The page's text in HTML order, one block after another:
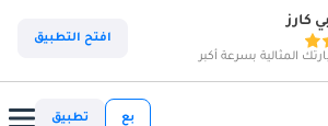
كارز
المثالية بسرعة أكبر
افتح التطبيق
بع تطبيق